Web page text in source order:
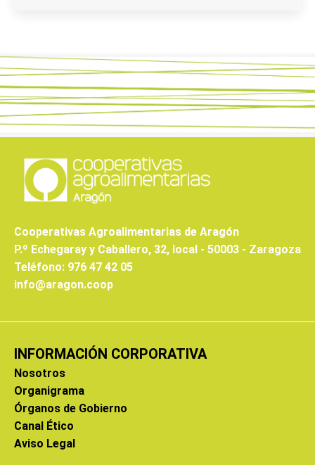
Cooperativas Agroalimentarias de Aragón
P.º Echegaray y Caballero, 32, local - 50003 - Zaragoza
Teléfono: 976 47 42 05
info@aragon.coop
INFORMACIÓN CORPORATIVA
Nosotros
Organigrama
Órganos de Gobierno
Canal Ético
Aviso Legal